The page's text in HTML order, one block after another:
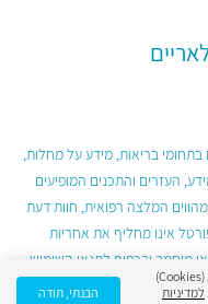
בתחומי בריאות, מידע על מחלות,
העזרים והתכנים המופיעים
המלצה רפואית, חוות דעת
אינו מחליף את אחריות
מוסמך ובכפוף לתנאי השימוש
האתר משתמש בעוגיות (Cookies)
למדיניות
הבנתי, תודה